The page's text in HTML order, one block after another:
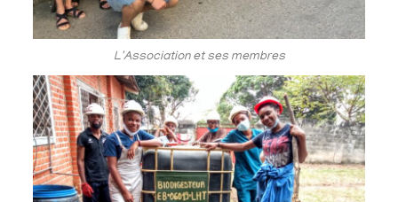
L'Association et ses membres